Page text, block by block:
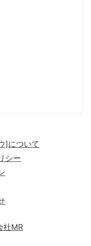
]について
シー
社MR